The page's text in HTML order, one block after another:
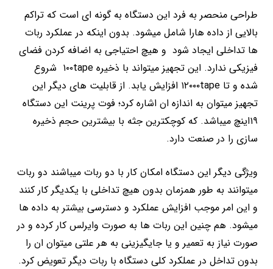
طراحی منحصر به فرد این دستگاه به گونه ای است که تراکم
بالایی از داده هارا شامل میشود. بدون اینکه در عملکرد ربات
ها تداخلی ایجاد شود و هیچ احتیاجی به اضافه کردن فضای
فیزیکی ندارد. این تجهیز میتواند با ذخیره ۱۰۰tape شروع
شده و تا ۱۲۰۰۰tape افزایش یابد. از قابلیت های دیگر این
تجهیز میتوان به اندازه ان اشاره کرد؛ فوت پرینت این دستگاه
۱۹اینچ میباشد. که کوچکترین جثه با بیشترین حجم ذخیره
سازی را در صنعت دارد.
ویژگی دیگر این دستگاه امکان کار با دو ربات میباشند دو ربات
میتوانند به طور همزمان بدون هیچ تداخلی با یکدیگر کار کنند
و این امر موجب افزایش عملکرد و دسترسی بیشتر به داده ها
میشود. هم چنین این ربات ها به صورت وایرلس کار کرده و در
صورت نیاز به تعمیر و یا جایگیزینی به هر علتی میتوان ان را
بدون تداخل در عملکرد کلی دستگاه با ربات دیگر تعویض کرد.